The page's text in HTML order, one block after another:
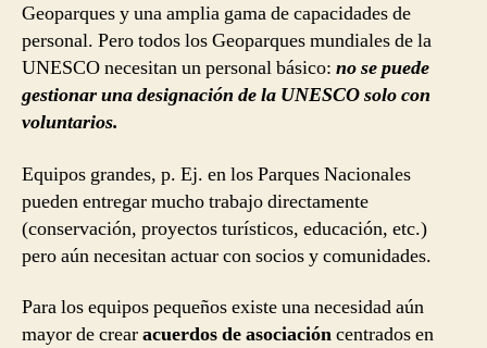
Geoparques y una amplia gama de capacidades de
personal. Pero todos los Geoparques mundiales de la
UNESCO necesitan un personal básico: no se puede
gestionar una designación de la UNESCO solo con
voluntarios.
Equipos grandes, p. Ej. en los Parques Nacionales
pueden entregar mucho trabajo directamente
(conservación, proyectos turísticos, educación, etc.)
pero aún necesitan actuar con socios y comunidades.
Para los equipos pequeños existe una necesidad aún
mayor de crearacuerdos de asociacióncentrados en